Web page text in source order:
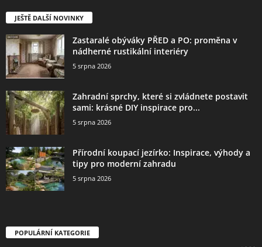
JEŠTĚ DALŠÍ NOVINKY
Zastaralé obýváky PŘED a PO: proměna v
nádherné rustikální interiéry
5 srpna 2026
Zahradní sprchy, které si zvládnete postavit
sami: krásné DIY inspirace pro...
5 srpna 2026
Přírodní koupací jezírko: Inspirace, výhody a
tipy pro moderní zahradu
5 srpna 2026
POPULÁRNÍ KATEGORIE